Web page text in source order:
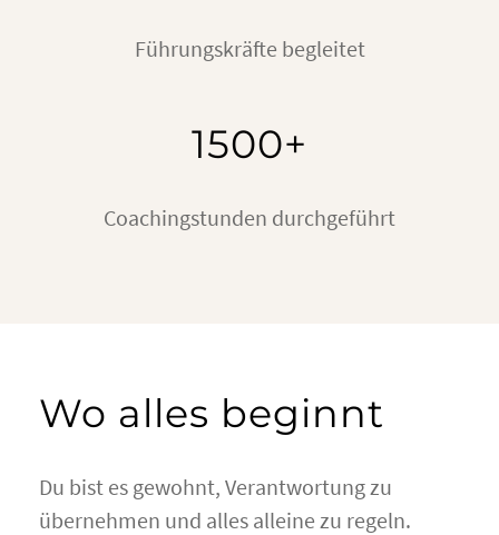
Führungskräfte begleitet
1500+
Coachingstunden durchgeführt
Wo alles beginnt
Du bist es gewohnt, Verantwortung zu
übernehmen und alles alleine zu regeln.